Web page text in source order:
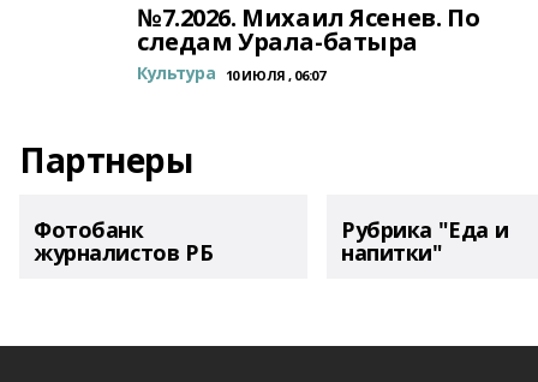
№7.2026. Михаил Ясенев. По
следам Урала-батыра
Культура 10 ИЮЛЯ , 06:07
Партнеры
Фотобанк
журналистов РБ
Рубрика "Еда и
напитки"